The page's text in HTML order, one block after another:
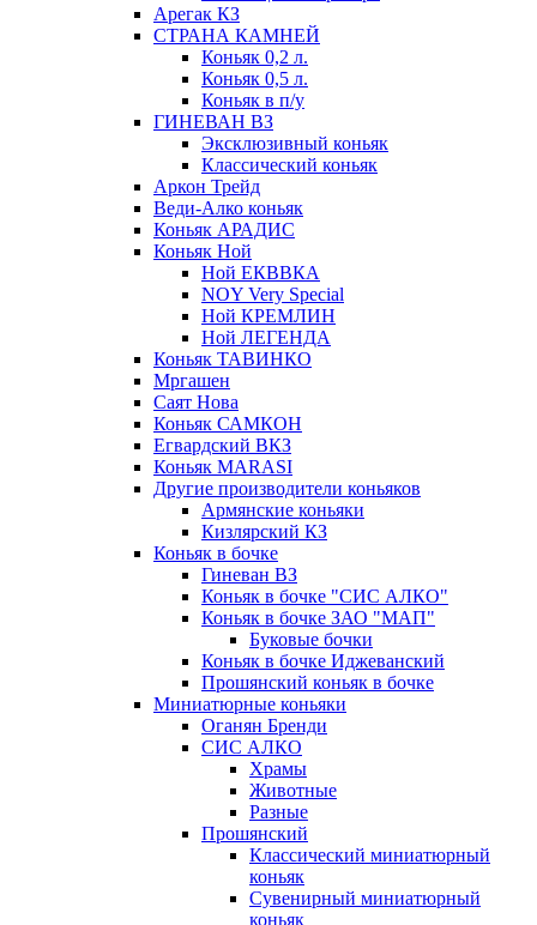
Арегак КЗ
СТРАНА КАМНЕЙ
Коньяк 0,2 л.
Коньяк 0,5 л.
Коньяк в п/у
ГИНЕВАН ВЗ
Эксклюзивный коньяк
Классический коньяк
Аркон Трейд
Веди-Алко коньяк
Коньяк АРАДИС
Коньяк Ной
Ной ЕКВВКА
NOY Very Special
Ной КРЕМЛИН
Ной ЛЕГЕНДА
Коньяк ТАВИНКО
Мргашен
Саят Нова
Коньяк САМКОН
Егвардский ВКЗ
Коньяк MARASI
Другие производители коньяков
Армянские коньяки
Кизлярский КЗ
Коньяк в бочке
Гиневан ВЗ
Коньяк в бочке "СИС АЛКО"
Коньяк в бочке ЗАО "МАП"
Буковые бочки
Коньяк в бочке Иджеванский
Прошянский коньяк в бочке
Миниатюрные коньяки
Оганян Бренди
СИС АЛКО
Храмы
Животные
Разные
Прошянский
Классический миниатюрный
коньяк
Сувенирный миниатюрный
коньяк